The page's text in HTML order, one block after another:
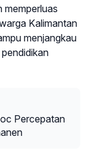
memperluas
Kalimantan
menjangkau
Percepatan